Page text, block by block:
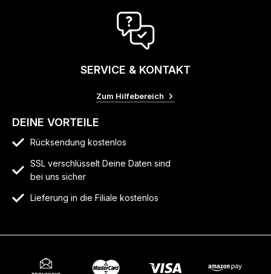
SERVICE & KONTAKT
Zum Hilfebereich
DEINE VORTEILE
Rücksendung kostenlos
SSL verschlüsselt Deine Daten sind
bei uns sicher
Lieferung in die Filiale kostenlos